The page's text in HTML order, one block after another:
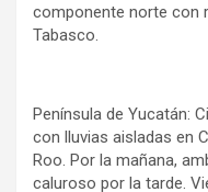
componente norte con
Tabasco.
Península de Yucatán:
con lluvias aisladas en
Roo. Por la mañana,
caluroso por la tarde.